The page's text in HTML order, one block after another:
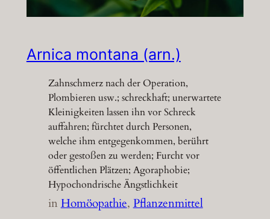
Arnica montana (arn.)
Zahnschmerz nach der Operation,
Plombieren usw.; schreckhaft; unerwartete
Kleinigkeiten lassen ihn vor Schreck
auffahren; fürchtet durch Personen,
welche ihm entgegenkommen, berührt
oder gestoßen zu werden; Furcht vor
öffentlichen Plätzen; Agoraphobie;
Hypochondrische Ängstlichkeit
inHomöopathie, Pflanzenmittel